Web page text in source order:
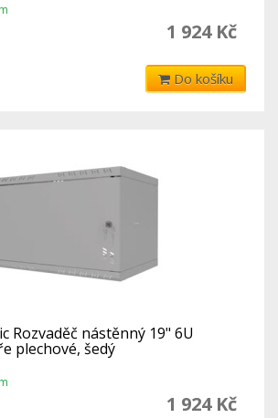
1 924 Kč
Do košíku
Rozvaděč nástěnný 19" 6U
plechové, šedý
1 924 Kč